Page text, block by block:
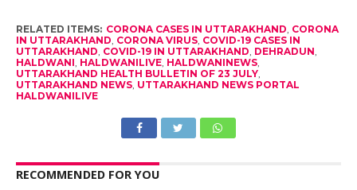
RELATED ITEMS: CORONA CASES IN UTTARAKHAND, CORONA
IN UTTARAKHAND, CORONA VIRUS, COVID-19 CASES IN
UTTARAKHAND, COVID-19 IN UTTARAKHAND, DEHRADUN,
HALDWANI, HALDWANILIVE, HALDWANINEWS,
UTTARAKHAND HEALTH BULLETIN OF 23 JULY,
UTTARAKHAND NEWS, UTTARAKHAND NEWS PORTAL
HALDWANILIVE
RECOMMENDED FOR YOU